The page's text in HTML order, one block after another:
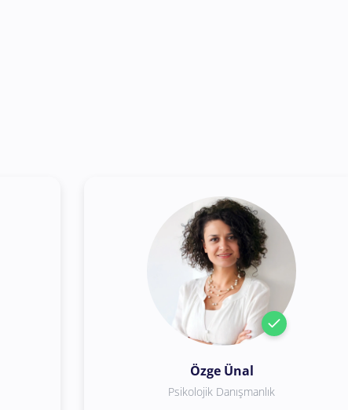
Özge Ünal
Psikolojik Danışmanlık